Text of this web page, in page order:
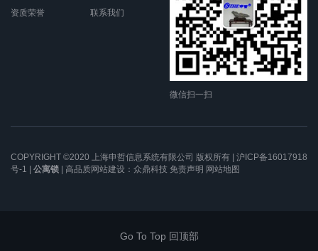
资质荣誉
联系我们
微信扫一扫
COPYRIGHT ©2020 上海申哲信息系统有限公司 版权所有 | 沪ICP备16017918
号-1 | 公寓锁 | 高品质网站建设： 众鼎科技 免责声明 网站地图
Go To Top 回顶部